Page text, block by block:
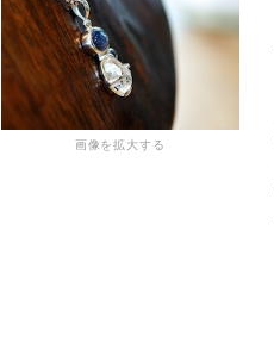
画像を拡大する